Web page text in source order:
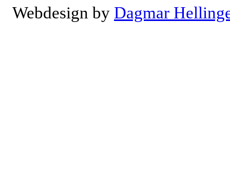
Webdesign by Dagmar